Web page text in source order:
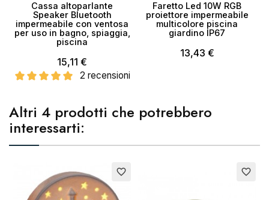
Cassa altoparlante
Speaker Bluetooth
impermeabile con ventosa
per uso in bagno, spiaggia,
piscina
15,11 €
2 recensioni
Faretto Led 10W RGB
proiettore impermeabile
multicolore piscina
giardino IP67
13,43 €
Altri 4 prodotti che potrebbero
interessarti:
favorite_border favorite_border